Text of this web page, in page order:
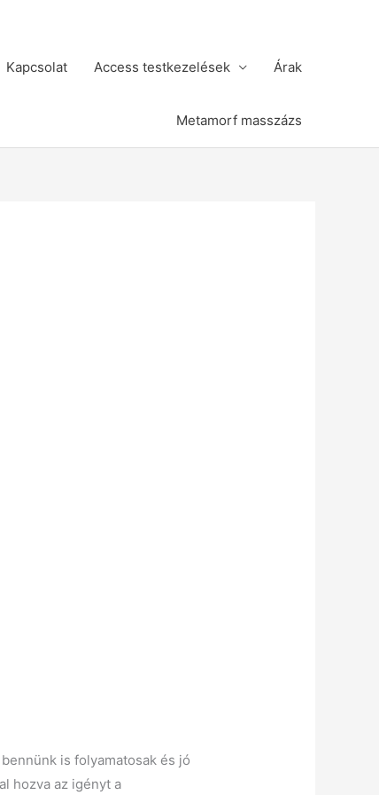
Kapcsolat Access testkezelések Árak
Metamorf masszázs
is folyamatosak és jó
hozva az igényt a